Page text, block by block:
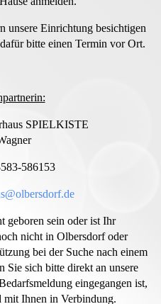
unsere Einrichtung besichtigen
bitte einen Termin vor Ort.
SPIELKISTE
586153
geboren sein oder ist Ihr
nicht in Olbersdorf oder
bei der Suche nach einem
Sie sich bitte direkt an unsere
eingegangen ist,
mit Ihnen in Verbindung.